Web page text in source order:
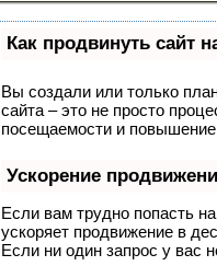
Как продвинуть сайт
Вы создали или только
сайта – это не просто
посещаемости и повышение
Ускорение
Если вам трудно попасть
ускоряет продвижение в
Если ни один запрос у вас